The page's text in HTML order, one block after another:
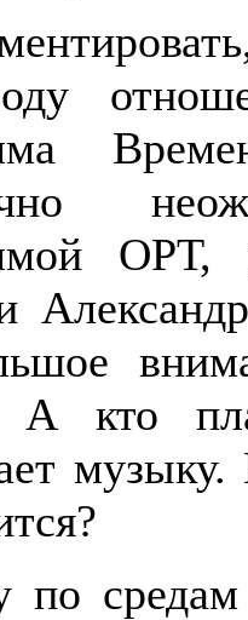
ОРТ,
А кто
по